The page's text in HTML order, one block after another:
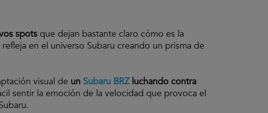
spots que dejan bastante claro cómo es la
en el universo Subaru creando un prisma de
visual de un Subaru BRZluchando contra
sentir la emoción de la velocidad que provoca el